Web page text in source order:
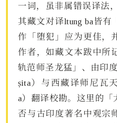
一词，虽非属错误译法
其藏文对译ltung ba皆
作「堕犯」应为更佳，
作者，如藏文本跋中所
轨范师圣龙猛」、由印
ṣita）与西藏译师尼瓦
a）翻译校勘。这里的
否与古印度著名中观宗